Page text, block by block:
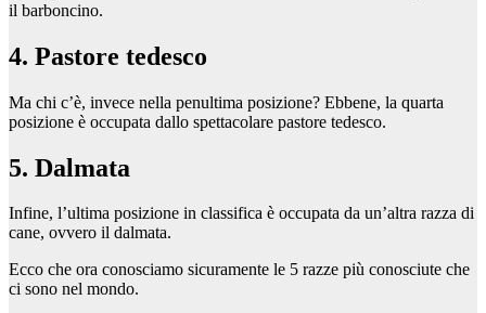
il barboncino.
4. Pastore tedesco
Ma chi c’è, invece nella penultima posizione? Ebbene, la quarta
posizione è occupata dallo spettacolare pastore tedesco.
5. Dalmata
Infine, l’ultima posizione in classifica è occupata da un’altra razza di
cane, ovvero il dalmata.
Ecco che ora conosciamo sicuramente le 5 razze più conosciute che
ci sono nel mondo.